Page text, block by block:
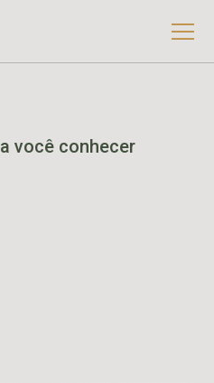
você conhecer